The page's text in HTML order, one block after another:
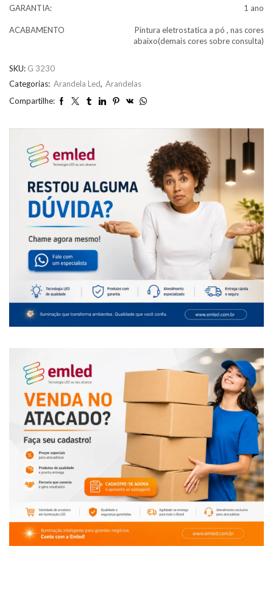
GARANTIA: 1 ano
ACABAMENTO
Pintura eletrostatica a pó , nas cores
abaixo(demais cores sobre consulta)
SKU: G 3230
Categorias: Arandela Led, Arandelas
Compartilhe: